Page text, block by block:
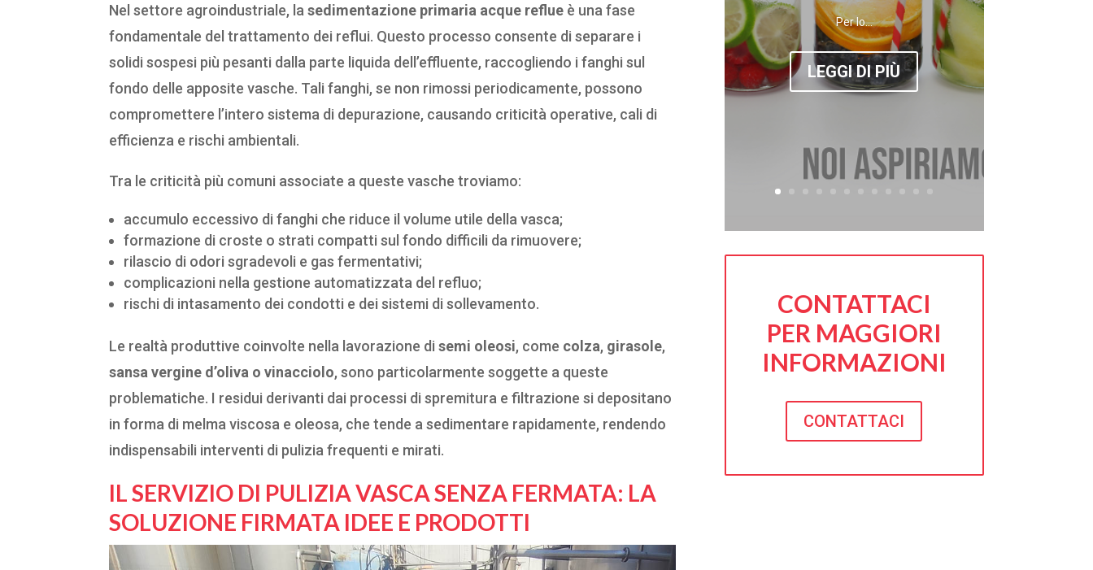
Nel settore agroindustriale, lasedimentazione primaria acque reflue è una fase
fondamentale del trattamento dei reflui. Questo processo consente di separare i
solidi sospesi più pesanti dalla parte liquida dell’effluente, raccogliendo i fanghi sul
fondo delle apposite vasche. Tali fanghi, se non rimossi periodicamente, possono
compromettere l’intero sistema di depurazione, causando criticità operative, cali di
efficienza e rischi ambientali.
Tra le criticità più comuni associate a queste vasche troviamo:
accumulo eccessivo di fanghi che riduce il volume utile della vasca;
formazione di croste o strati compatti sul fondo difficili da rimuovere;
rilascio di odori sgradevoli e gas fermentativi;
complicazioni nella gestione automatizzata del refluo;
rischi di intasamento dei condotti e dei sistemi di sollevamento.
Le realtà produttive coinvolte nella lavorazione disemi oleosi, come colza, girasole,
sansa vergine d’oliva o vinacciolo, sono particolarmente soggette a queste
problematiche. I residui derivanti dai processi di spremitura e filtrazione si depositano
in forma di melma viscosa e oleosa, che tende a sedimentare rapidamente, rendendo
indispensabili interventi di pulizia frequenti e mirati.
IL SERVIZIO DI PULIZIA VASCA SENZA FERMATA: LA
SOLUZIONE FIRMATA IDEE E PRODOTTI
Per lo...
LEGGI DI PIÙ
CONTATTACI
PER MAGGIORI
INFORMAZIONI
CONTATTACI